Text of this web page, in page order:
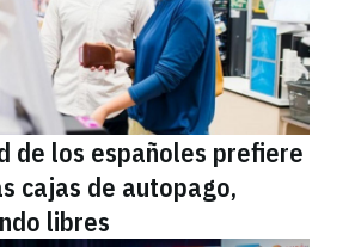
de los españoles prefiere
cajas de autopago,
libres